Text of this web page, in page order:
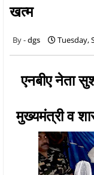
खत्म
dgs Tuesday,
एनबीए नेता
मुख्यमंत्री व